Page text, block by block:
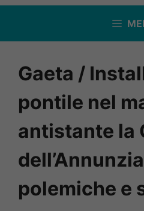
Gaeta /
pontile nel
antistante la
polemiche e